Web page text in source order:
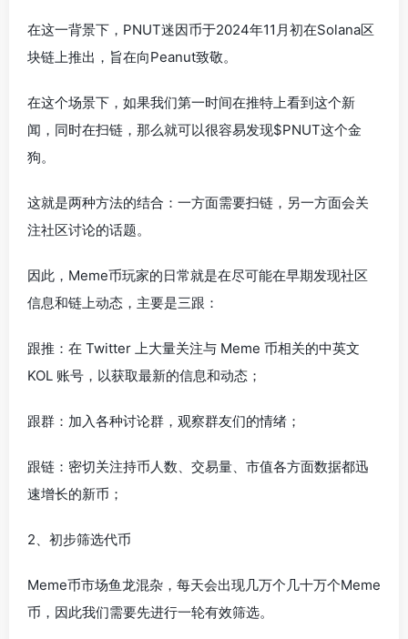
在这一背景下，PNUT迷因币于2024年11月初在Solana区
块链上推出，旨在向Peanut致敬。
在这个场景下，如果我们第一时间在推特上看到这个新
闻，同时在扫链，那么就可以很容易发现$PNUT这个金
狗。
这就是两种方法的结合：一方面需要扫链，另一方面会关
注社区讨论的话题。
因此，Meme币玩家的日常就是在尽可能在早期发现社区
信息和链上动态，主要是三跟：
跟推：在 Twitter 上大量关注与 Meme 币相关的中英文
KOL 账号，以获取最新的信息和动态；
跟群：加入各种讨论群，观察群友们的情绪；
跟链：密切关注持币人数、交易量、市值各方面数据都迅
速增长的新币；
2、初步筛选代币
Meme币市场鱼龙混杂，每天会出现几万个几十万个Meme
币，因此我们需要先进行一轮有效筛选。